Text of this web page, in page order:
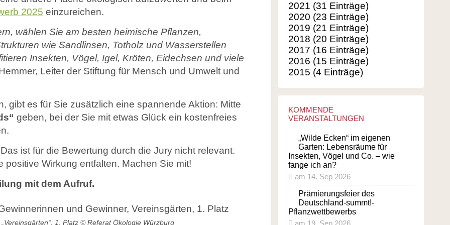
Glossar
Literatur
Links
2025 einzureichen.
wählen Sie am besten heimische Pflanzen,
wie Sandlinsen, Totholz und Wasserstellen
Insekten, Vögel, Igel, Kröten, Eidechsen und viele
Leiter der Stiftung für Mensch und Umwelt und
gibt es für Sie zusätzlich eine spannende Aktion: Mitte
geben, bei der Sie mit etwas Glück ein kostenfreies
ist für die Bewertung durch die Jury nicht relevant.
Wirkung entfalten. Machen Sie mit!
mit dem Aufruf.
1. Platz © Referat Ökologie Würzburg
2021 (31 Einträge)
2020 (23 Einträge)
2019 (21 Einträge)
2018 (20 Einträge)
2017 (16 Einträge)
2016 (15 Einträge)
2015 (4 Einträge)
KOMMENDE
VERANSTALTUNGEN
„Wilde Ecken“ im eigenen
Garten: Lebensräume für
Insekten, Vögel und Co. – wie
fange ich an?
am 14. Sep 2026
Prämierungsfeier des
Deutschland-summt!-
Pflanzwettbewerbs
am 19. Sep 2026